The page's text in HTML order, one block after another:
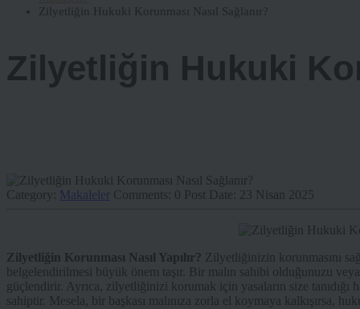
Zilyetliğin Hukuki Korunması Nasıl Sağlanır?
Zilyetliğin Hukuki
Category: Makaleler Comments: 0 Post Date: 23 Nisan 2025
Zilyetliğin Korunması Nasıl Yapılır? Zilyetliğinizin korunmasını
belgelendirilmesi büyük önem taşır. Bir malın sahibi olduğunuzu
güçlendirir. Ayrıca, zilyetliğinizi korumak için yasaların size
sahiptir. Mesela, bir başkası malınıza zorla el koymaya kalkışırsa,